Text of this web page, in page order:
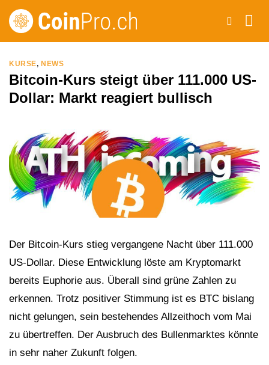
Zum
Inhalt
KURSE,NEWS
Bitcoin-Kurs steigt über 111.000 US-
Dollar: Markt reagiert bullisch
Der Bitcoin-Kurs stieg vergangene Nacht über 111.000
US-Dollar. Diese Entwicklung löste am Kryptomarkt
bereits Euphorie aus. Überall sind grüne Zahlen zu
erkennen. Trotz positiver Stimmung ist es BTC bislang
nicht gelungen, sein bestehendes Allzeithoch vom Mai
zu übertreffen. Der Ausbruch des Bullenmarktes könnte
in sehr naher Zukunft folgen.